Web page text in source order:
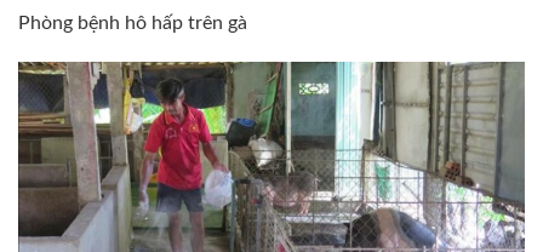
Phòng bệnh hô hấp trên gà